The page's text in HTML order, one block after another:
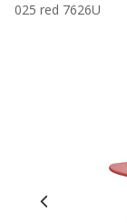
025 red 7626U